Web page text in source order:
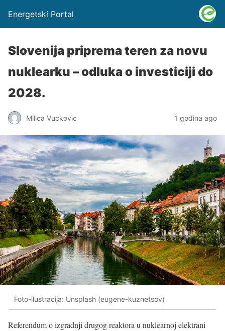
Energetski Portal
Slovenija priprema teren za novu
nuklearku – odluka o investiciji do
2028.
Milica Vuckovic 1 godina ago
Foto-ilustracija: Unsplash (eugene-kuznetsov)
Referendum o izgradnji drugog reaktora u nuklearnoj elektrani